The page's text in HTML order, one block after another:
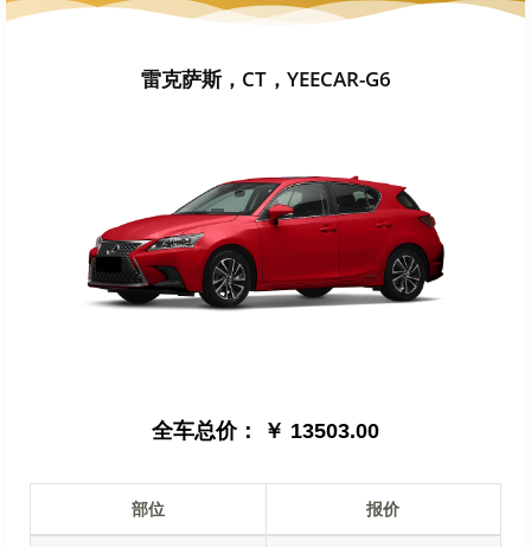
雷克萨斯，CT，YEECAR-G6
全车总价： ￥ 13503.00
部位 报价